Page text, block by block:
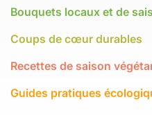
Bouquets locaux et de
Coups de cœur durables
Recettes de saison
Guides pratiques